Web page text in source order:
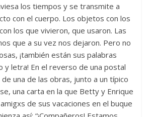
los tiempos y se transmite a
con el cuerpo. Los objetos con los
los que vivieron, que usaron. Las
que a su vez nos dejaron. Pero no
¡también están sus palabras
y letra! En el reverso de una postal
una de las obras, junto a un típico
una carta en la que Betty y Enrique
de sus vacaciones en el buque